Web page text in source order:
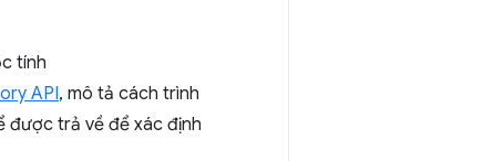
tính
API, mô tả cách trình
được trả về để xác định